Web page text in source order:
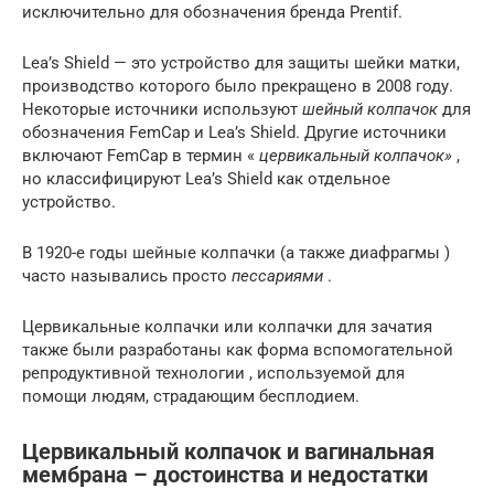
исключительно для обозначения бренда Prentif.
Lea’s Shield — это устройство для защиты шейки матки,
производство которого было прекращено в 2008 году.
Некоторые источники используют шейный колпачок для
обозначения FemCap и Lea’s Shield. Другие источники
включают FemCap в термин « цервикальный колпачок» ,
но классифицируют Lea’s Shield как отдельное
устройство.
В 1920-е годы шейные колпачки (а также диафрагмы )
часто назывались просто пессариями .
Цервикальные колпачки или колпачки для зачатия
также были разработаны как форма вспомогательной
репродуктивной технологии , используемой для
помощи людям, страдающим бесплодием.
Цервикальный колпачок и вагинальная
мембрана – достоинства и недостатки